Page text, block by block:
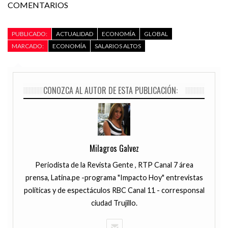
COMENTARIOS
PUBLICADO: ACTUALIDAD ECONOMÍA
GLOBAL
MARCADO:
ECONOMÍA SALARIOS ALTOS
CONOZCA AL AUTOR DE ESTA PUBLICACIÓN:
Milagros Galvez
Periodista de la Revista Gente , RTP Canal 7 área
prensa, Latina.pe -programa "Impacto Hoy" entrevistas
políticas y de espectáculos RBC Canal 11 - corresponsal
ciudad Trujillo.